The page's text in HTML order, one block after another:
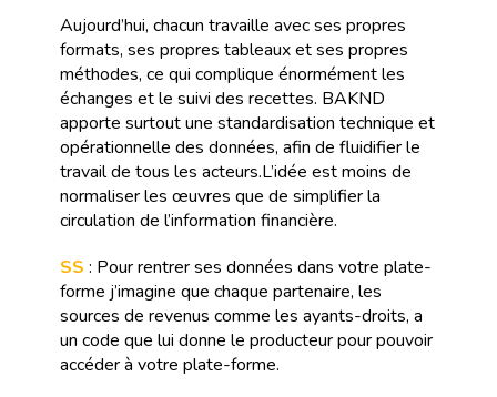
Aujourd’hui, chacun travaille avec ses propres
formats, ses propres tableaux et ses propres
méthodes, ce qui complique énormément les
échanges et le suivi des recettes. BAKND
apporte surtout une standardisation technique et
opérationnelle des données, afin de fluidifier le
travail de tous les acteurs.L’idée est moins de
normaliser les œuvres que de simplifier la
circulation de l’information financière.
SS : Pour rentrer ses données dans votre plate-
forme j’imagine que chaque partenaire, les
sources de revenus comme les ayants-droits, a
un code que lui donne le producteur pour pouvoir
accéder à votre plate-forme.